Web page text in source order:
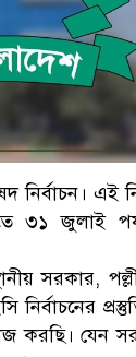
এই
৩১ জুলাই
সরকার, পল্লী
করছি। যেন